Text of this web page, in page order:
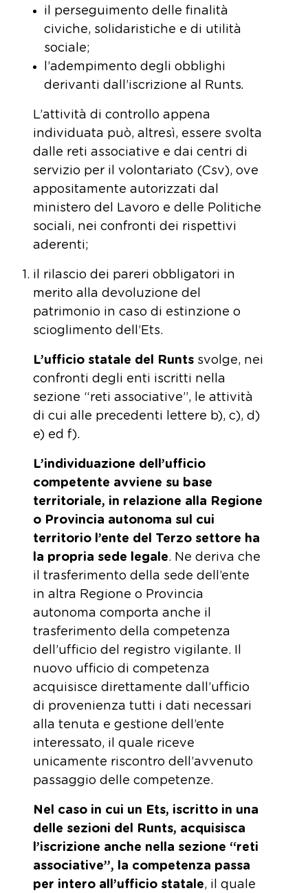
il perseguimento delle finalità
civiche, solidaristiche e di utilità
sociale;
l’adempimento degli obblighi
derivanti dall’iscrizione al Runts.
L’attività di controllo appena
individuata può, altresì, essere svolta
dalle reti associative e dai centri di
servizio per il volontariato (Csv), ove
appositamente autorizzati dal
ministero del Lavoro e delle Politiche
sociali, nei confronti dei rispettivi
aderenti;
il rilascio dei pareri obbligatori in
merito alla devoluzione del
patrimonio in caso di estinzione o
scioglimento dell’Ets.
L’ufficio statale del Runts svolge, nei
confronti degli enti iscritti nella
sezione “reti associative”, le attività
di cui alle precedenti lettere b), c), d)
e) ed f).
L’individuazione dell’ufficio
competente avviene su base
territoriale, in relazione alla Regione
o Provincia autonoma sul cui
territorio l’ente del Terzo settore ha
la propria sede legale. Ne deriva che
il trasferimento della sede dell’ente
in altra Regione o Provincia
autonoma comporta anche il
trasferimento della competenza
dell’ufficio del registro vigilante. Il
nuovo ufficio di competenza
acquisisce direttamente dall’ufficio
di provenienza tutti i dati necessari
alla tenuta e gestione dell’ente
interessato, il quale riceve
unicamente riscontro dell’avvenuto
passaggio delle competenze.
Nel caso in cui un Ets, iscritto in una
delle sezioni del Runts, acquisisca
l’iscrizione anche nella sezione “reti
associative”, la competenza passa
per intero all’ufficio statale, il quale